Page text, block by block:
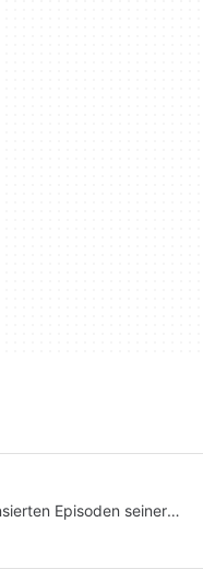
Episoden seiner
oder weniger Grund